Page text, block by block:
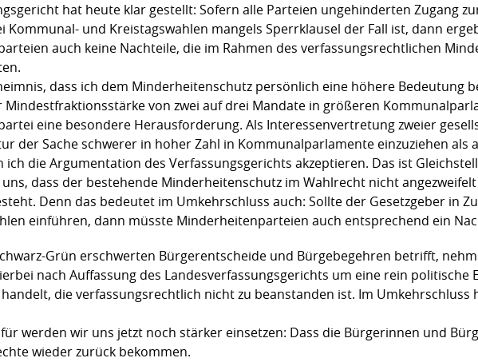
hat heute klar gestellt: Sofern alle Parteien ungehinderten Zugang
Kommunal- und Kreistagswahlen mangels Sperrklausel der Fall ist, dann
auch keine Nachteile, die im Rahmen des verfassungsrechtlichen
dass ich dem Minderheitenschutz persönlich eine höhere Bedeutung
Mindestfraktionsstärke von zwei auf drei Mandate in größeren
eine besondere Herausforderung. Als Interessenvertretung zweier
der Sache schwerer in hoher Zahl in Kommunalparlamente einzuziehen als
ich die Argumentation des Verfassungsgerichts akzeptieren. Das ist
dass der bestehende Minderheitenschutz im Wahlrecht nicht
Denn das bedeutet im Umkehrschluss auch: Sollte der Gesetzgeber in
einführen, dann müsste Minderheitenparteien auch entsprechend ein
Grün erschwerten Bürgerentscheide und Bürgebegehren betrifft,
nach Auffassung des Landesverfassungsgerichts um eine rein politische
die verfassungsrechtlich nicht zu beanstanden ist. Im Umkehrschluss
werden wir uns jetzt noch stärker einsetzen: Dass die Bürgerinnen und
wieder zurück bekommen.